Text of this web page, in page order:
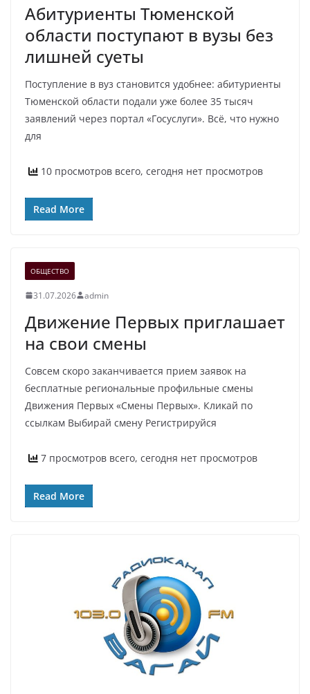
Абитуриенты Тюменской
области поступают в вузы без
лишней суеты
Поступление в вуз становится удобнее: абитуриенты
Тюменской области подали уже более 35 тысяч
заявлений через портал «Госуслуги». Всё, что нужно
для
10 просмотров всего, сегодня нет просмотров
Read More
ОБЩЕСТВО
31.07.2026 admin
Движение Первых приглашает
на свои смены
Совсем скоро заканчивается прием заявок на
бесплатные региональные профильные смены
Движения Первых «Смены Первых». Кликай по
ссылкам Выбирай смену Регистрируйся
7 просмотров всего, сегодня нет просмотров
Read More